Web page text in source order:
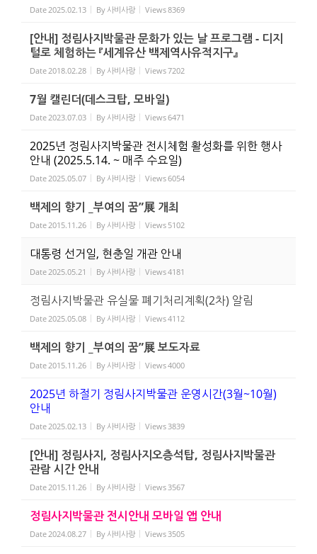
Date2025.02.13 By사비사랑 Views8369
[안내] 정림사지박물관 문화가 있는 날 프로그램 - 디지
털로 체험하는 『세계유산 백제역사유적지구』
Date2018.02.28 By사비사랑 Views7202
7월 캘린더(데스크탑, 모바일)
Date2023.07.03 By사비사랑 Views6471
2025년 정림사지박물관 전시체험 활성화를 위한 행사
안내 (2025.5.14. ~ 매주 수요일)
Date2025.05.07 By사비사랑 Views6054
백제의 향기 _부여의 꿈”展 개최
Date2015.11.26 By사비사랑 Views 5102
대통령 선거일, 현충일 개관 안내
Date2025.05.21 By사비사랑 Views4181
정림사지박물관 유실물 폐기처리계획(2차) 알림
Date2025.05.08 By사비사랑 Views4112
백제의 향기 _부여의 꿈”展 보도자료
Date2015.11.26 By사비사랑 Views4000
2025년 하절기 정림사지박물관 운영시간(3월~10월)
안내
Date2025.02.13 By사비사랑 Views3839
[안내] 정림사지, 정림사지오층석탑, 정림사지박물관
관람 시간 안내
Date2015.11.26 By사비사랑 Views3567
정림사지박물관 전시안내 모바일 앱 안내
Date2024.08.27 By사비사랑 Views3505